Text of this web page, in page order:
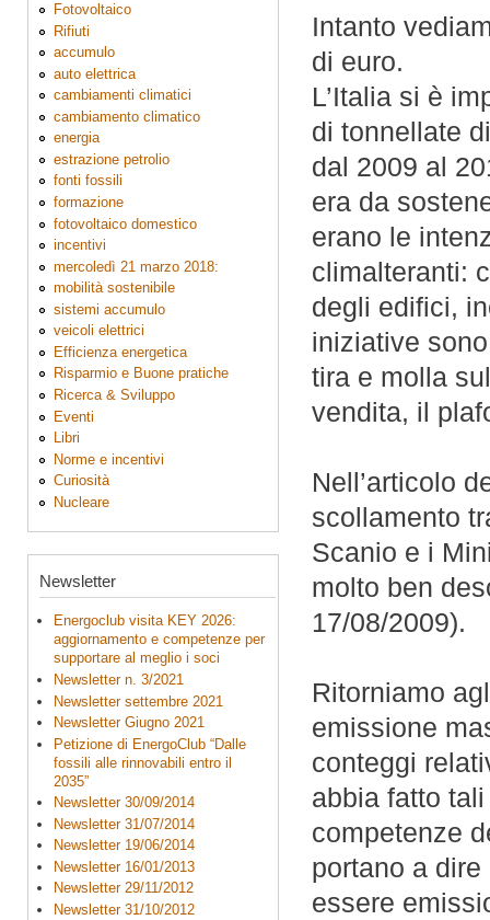
Fotovoltaico
Rifiuti
accumulo
auto elettrica
cambiamenti climatici
cambiamento climatico
energia
estrazione petrolio
fonti fossili
formazione
fotovoltaico domestico
incentivi
mercoledì 21 marzo 2018:
mobilità sostenibile
sistemi accumulo
veicoli elettrici
Efficienza energetica
Risparmio e Buone pratiche
Ricerca & Sviluppo
Eventi
Libri
Norme e incentivi
Curiosità
Nucleare
Newsletter
Energoclub visita KEY 2026:
aggiornamento e competenze per
supportare al meglio i soci
Newsletter n. 3/2021
Newsletter settembre 2021
Newsletter Giugno 2021
Petizione di EnergoClub “Dalle
fossili alle rinnovabili entro il
2035”
Newsletter 30/09/2014
Newsletter 31/07/2014
Newsletter 19/06/2014
Newsletter 16/01/2013
Newsletter 29/11/2012
Newsletter 31/10/2012
Intanto
di euro.
L’Italia si è
di tonnellate
dal 2009 al
era da
erano le
climalteranti:
degli edifici,
iniziative
tira e molla
vendita, il
Nell’articolo
scollamento
Scanio e i
molto ben
17/08/2009).
Ritorniamo
emissione
conteggi
abbia fatto
competenze
portano a
essere